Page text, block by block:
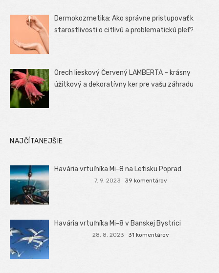
Dermokozmetika: Ako správne pristupovať k
starostlivosti o citlivú a problematickú pleť?
Orech lieskový Červený LAMBERTA – krásny
úžitkový a dekoratívny ker pre vašu záhradu
NAJČÍTANEJŠIE
Havária vrtuľníka Mi-8 na Letisku Poprad
7. 9. 2023 39 komentárov
Havária vrtuľníka Mi-8 v Banskej Bystrici
28. 8. 2023 31 komentárov